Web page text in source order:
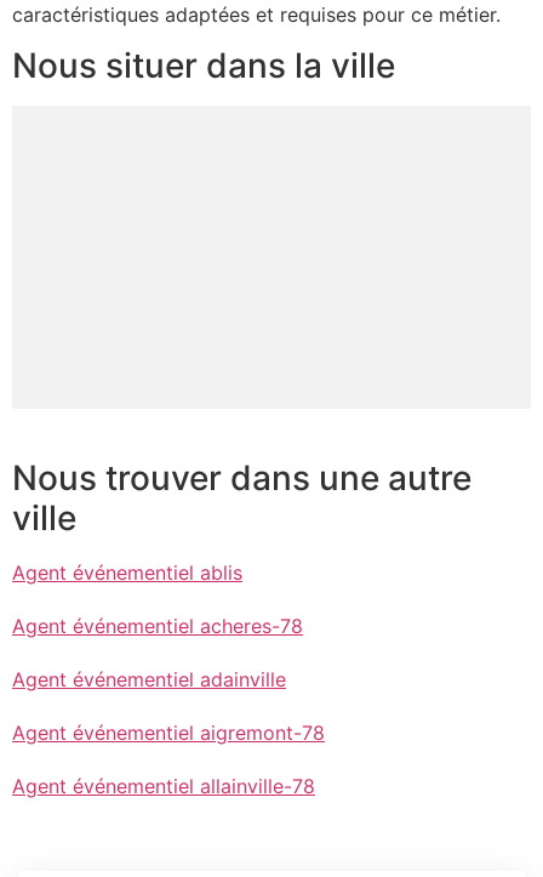
caractéristiques adaptées et requises pour ce métier.
Nous situer dans la ville
Nous trouver dans une autre
ville
Agent événementiel ablis
Agent événementiel acheres-78
Agent événementiel adainville
Agent événementiel aigremont-78
Agent événementiel allainville-78